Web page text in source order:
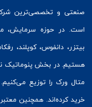
صنعتی و تخصصی‌ترین
است. در حوزه سرمایش،
بیتزر، دانفوس،کوپلند،
هستیم. در بخش پنوماتیک
متال ورک
خرید کرده‌اند. همچنین